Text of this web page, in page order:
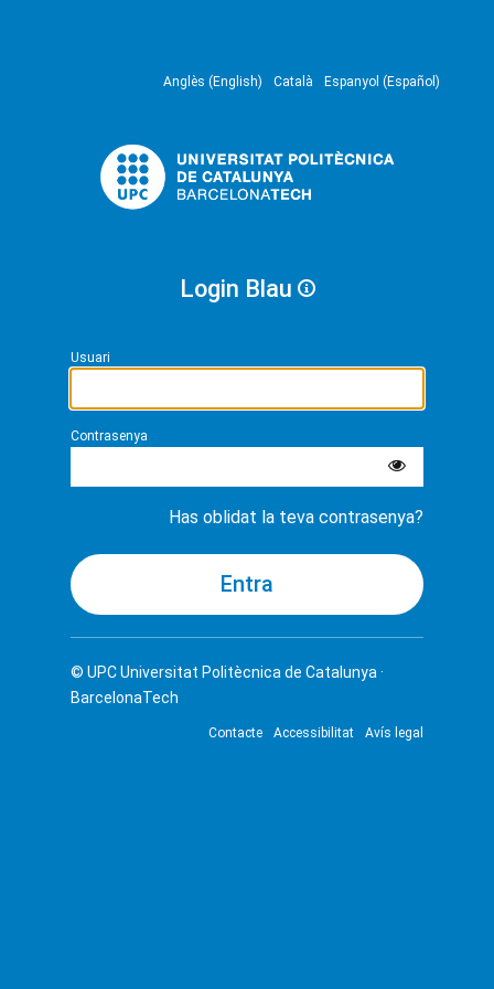
Anglès (English) Català Espanyol (Español)
Login Blau
Usuari
Contrasenya
Has oblidat la teva contrasenya?
© UPCUniversitat Politècnica de Catalunya ·
BarcelonaTech
Contacte Accessibilitat Avís legal